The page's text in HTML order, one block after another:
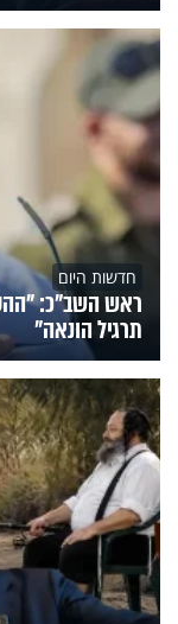
חדשות היום
ראש השב"כ:
תרגיל הונאה"